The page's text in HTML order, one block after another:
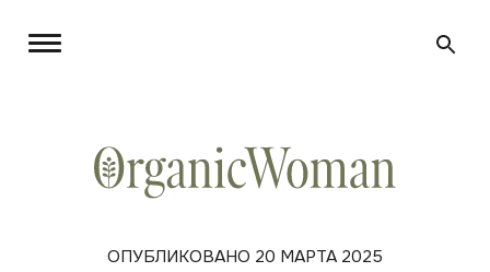
ОПУБЛИКОВАНО 20 МАРТА 2025